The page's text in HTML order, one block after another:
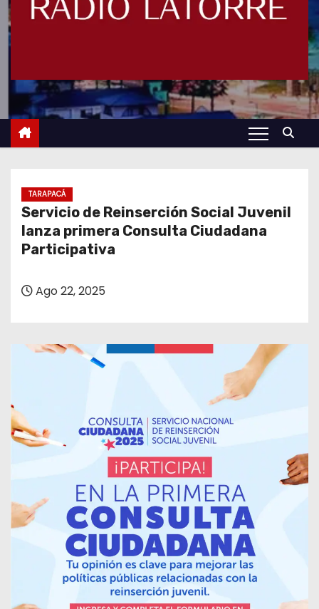
TARAPACÁ
Servicio de Reinserción Social Juvenil
lanza primera Consulta Ciudadana
Participativa
Ago 22, 2025